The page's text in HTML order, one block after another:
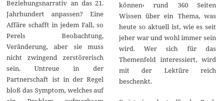
Beziehungsnarrativ an das 21.
Jahrhundert anpassen? Eine
Affäre schafft in jedem Fall, so
Perels Beobachtung,
Veränderung, aber sie muss
nicht zwingend zerstörerisch
sein. Untreue in der
Partnerschaft ist in der Regel
bloß das Symptom, welches auf
können‹ rund 360 Seiten
Wissen über ein Thema, was
heute so aktuell ist, wie es seit
jeher war und wohl immer sein
wird. Wer sich für das
Themenfeld interessiert, wird
mit der Lektüre reich
beschenkt.